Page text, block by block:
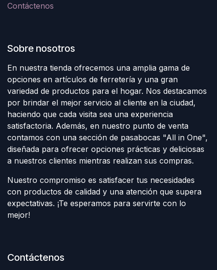
Contáctenos
Sobre nosotros
En nuestra tienda ofrecemos una amplia gama de
opciones en artículos de ferretería y una gran
variedad de productos para el hogar. Nos destacamos
por brindar el mejor servicio al cliente en la ciudad,
haciendo que cada visita sea una experiencia
satisfactoria. Además, en nuestro punto de venta
contamos con una sección de pasabocas "All in One",
diseñada para ofrecer opciones prácticas y deliciosas
a nuestros clientes mientras realizan sus compras.
Nuestro compromiso es satisfacer tus necesidades
con productos de calidad y una atención que supera
expectativas. ¡Te esperamos para servirte con lo
mejor!
Contáctenos